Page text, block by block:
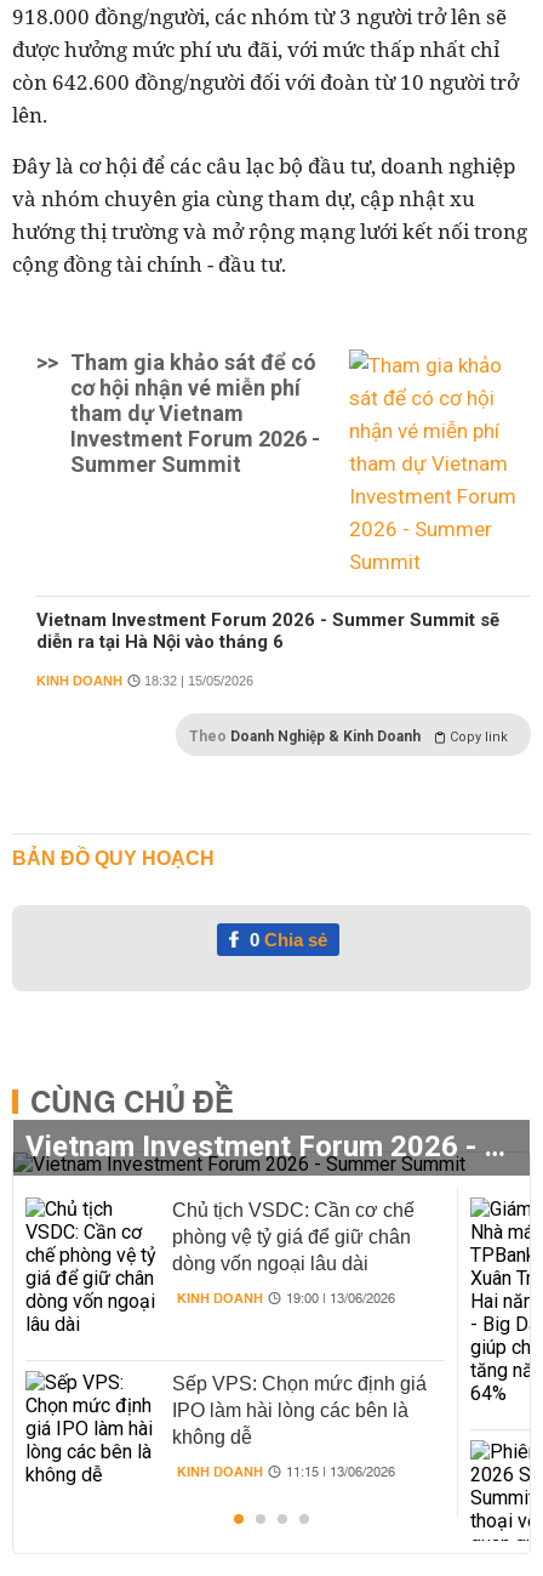
918.000 đồng/người, các nhóm từ 3 người trở lên sẽ
được hưởng mức phí ưu đãi, với mức thấp nhất chỉ
còn 642.600 đồng/người đối với đoàn từ 10 người trở
lên.
Đây là cơ hội để các câu lạc bộ đầu tư, doanh nghiệp
và nhóm chuyên gia cùng tham dự, cập nhật xu
hướng thị trường và mở rộng mạng lưới kết nối trong
cộng đồng tài chính - đầu tư.
>> Tham gia khảo sát để có
cơ hội nhận vé miễn phí
tham dự Vietnam
Investment Forum 2026 -
Summer Summit
Vietnam Investment Forum 2026 - Summer Summit sẽ
diễn ra tại Hà Nội vào tháng 6
KINH DOANH 18:32 | 15/05/2026
Theo Doanh Nghiệp & Kinh Doanh Copy link
BẢN ĐỒ QUY HOẠCH
0Chia sẻ
CÙNG CHỦ ĐỀ
Vietnam Investment Forum 2026 - Summer Summit
Chủ tịch VSDC: Cần cơ chế
phòng vệ tỷ giá để giữ chân
dòng vốn ngoại lâu dài
KINH DOANH 19:00 | 13/06/2026
Sếp VPS: Chọn mức định giá
IPO làm hài lòng các bên là
không dễ
KINH DOANH 11:15 | 13/06/2026